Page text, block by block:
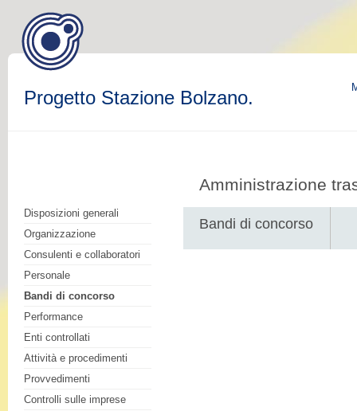
Progetto Stazione Bolzano.
Disposizioni generali
Organizzazione
Consulenti e collaboratori
Personale
Bandi di concorso
Performance
Enti controllati
Attività e procedimenti
Provvedimenti
Controlli sulle imprese
Amministrazione
Bandi di concorso